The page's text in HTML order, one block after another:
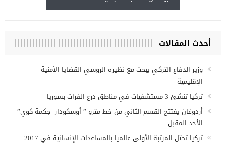
مجموعة فرص عمل للسوريين في
أحدث المقالات
وزير الدفاع التركي يبحث مع نظيره الروسي القضايا الأمنية
الإقليمية
تركيا تنشئ 3 مستشفيات في مناطق درع الفرات بسوريا